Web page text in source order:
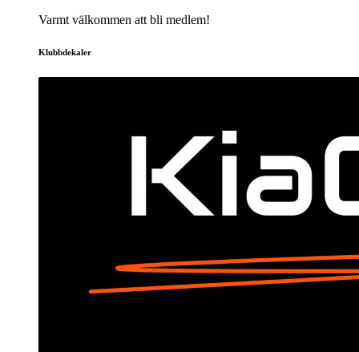
Varmt välkommen att bli medlem!
Klubbdekaler